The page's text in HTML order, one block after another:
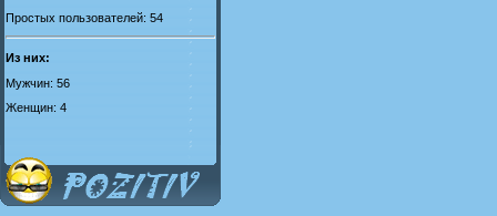
Простых пользователей: 54
Из них:
Мужчин: 56
Женщин: 4